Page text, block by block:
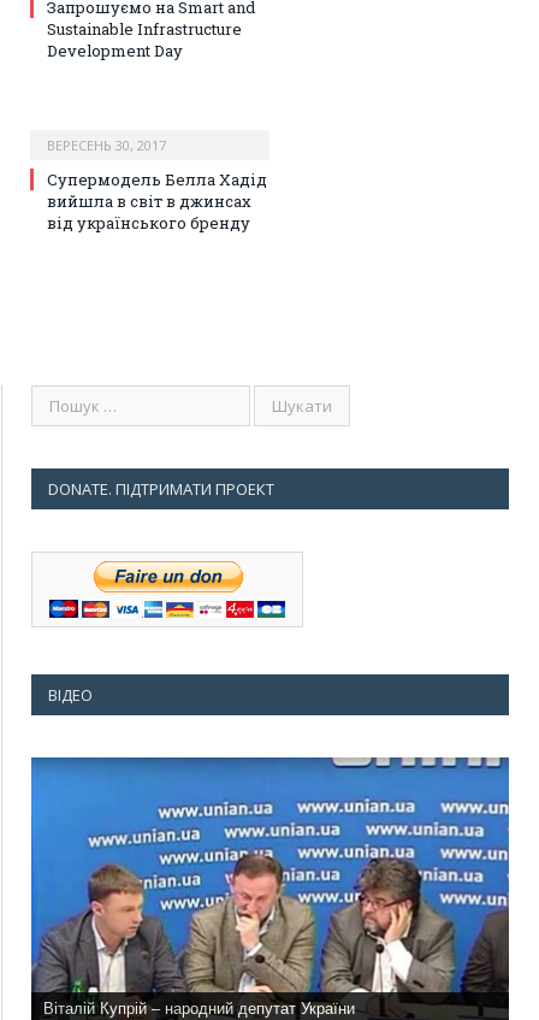
Запрошуємо на Smart and
Sustainable Infrastructure
Development Day
ВЕРЕСЕНЬ 30, 2017
Супермодель Белла Хадід
вийшла в світ в джинсах
від українського бренду
DONATE. ПІДТРИМАТИ ПРОЕКТ
ВІДЕО
Віталій Купрій – народний депутат України